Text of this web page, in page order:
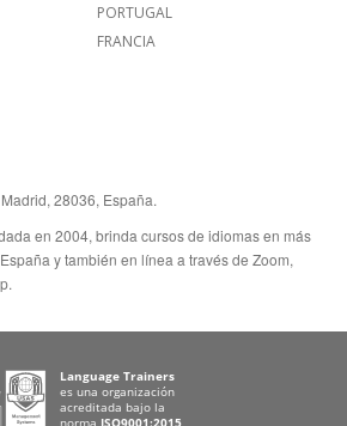
PORTUGAL
FRANCIA
28036, España.
en 2004, brinda cursos de idiomas en más
y también en línea a través de Zoom,